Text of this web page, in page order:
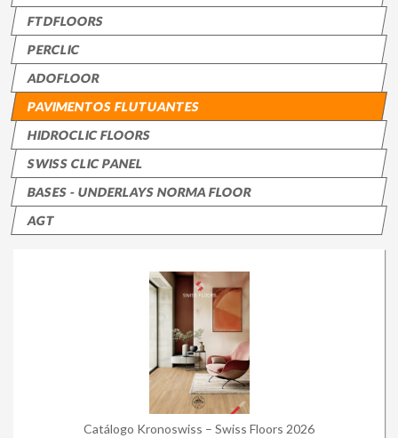
FTDFLOORS
PERCLIC
ADOFLOOR
PAVIMENTOS FLUTUANTES
HIDROCLIC FLOORS
SWISS CLIC PANEL
BASES - UNDERLAYS NORMA FLOOR
AGT
Catálogo Kronoswiss – Swiss Floors 2026